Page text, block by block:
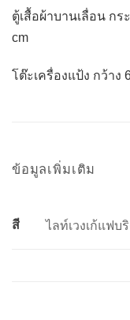
ตู้เสื้อผ้าบานเลื่อน กร
cm
โต๊ะเครื่องแป้ง กว้าง
ข้อมูลเพิ่มเติม
สี ไลท์เวงเก้แฟบ